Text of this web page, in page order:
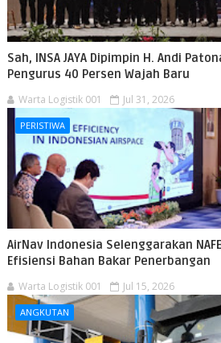
Sah, INSA JAYA Dipimpin H. Andi
Pengurus 40 Persen Wajah Baru
Warta Logistik 001 Jul 31, 2026
PERISTIWA
AirNav Indonesia Selenggarakan
Efisiensi Bahan Bakar Penerbangan
Warta Logistik 001 Jul 15, 2026
ANGKUTAN